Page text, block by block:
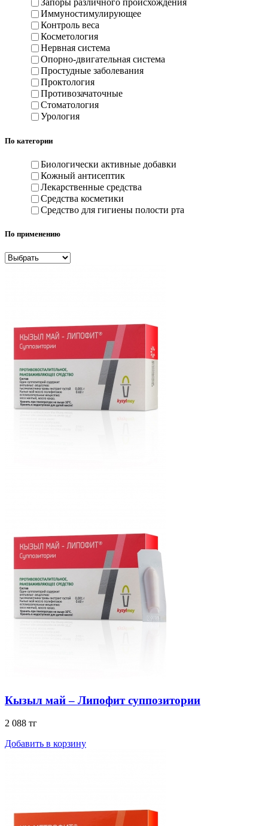
Запоры различного происхождения
Иммуностимулирующее
Контроль веса
Косметология
Нервная система
Опорно-двигательная система
Простудные заболевания
Проктология
Противозачаточные
Стоматология
Урология
По категории
Биологически активные добавки
Кожный антисептик
Лекарственные средства
Средства косметики
Средство для гигиены полости рта
По применению
Кызыл май – Липофит суппозитории
2 088 тг
Добавить в корзину